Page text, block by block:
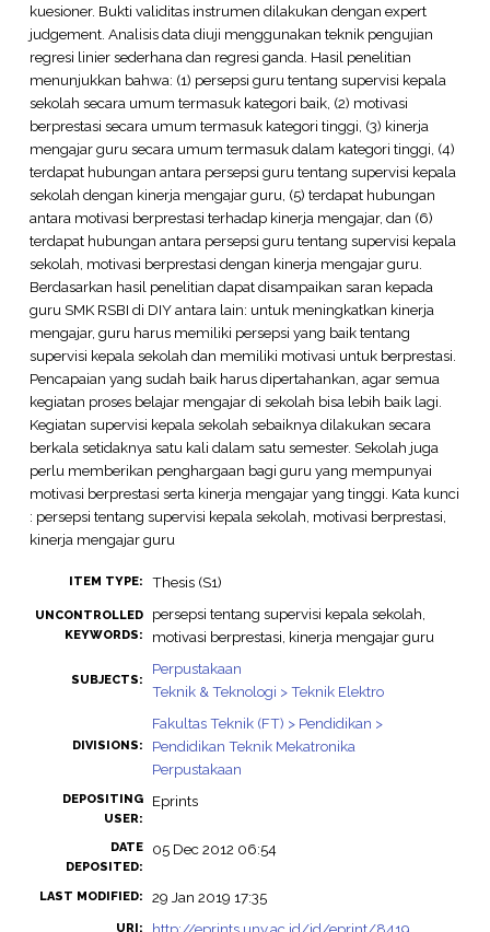
kuesioner. Bukti validitas instrumen dilakukan dengan expert
judgement. Analisis data diuji menggunakan teknik pengujian
regresi linier sederhana dan regresi ganda. Hasil penelitian
menunjukkan bahwa: (1) persepsi guru tentang supervisi kepala
sekolah secara umum termasuk kategori baik, (2) motivasi
berprestasi secara umum termasuk kategori tinggi, (3) kinerja
mengajar guru secara umum termasuk dalam kategori tinggi, (4)
terdapat hubungan antara persepsi guru tentang supervisi kepala
sekolah dengan kinerja mengajar guru, (5) terdapat hubungan
antara motivasi berprestasi terhadap kinerja mengajar, dan (6)
terdapat hubungan antara persepsi guru tentang supervisi kepala
sekolah, motivasi berprestasi dengan kinerja mengajar guru.
Berdasarkan hasil penelitian dapat disampaikan saran kepada
guru SMK RSBI di DIY antara lain: untuk meningkatkan kinerja
mengajar, guru harus memiliki persepsi yang baik tentang
supervisi kepala sekolah dan memiliki motivasi untuk berprestasi.
Pencapaian yang sudah baik harus dipertahankan, agar semua
kegiatan proses belajar mengajar di sekolah bisa lebih baik lagi.
Kegiatan supervisi kepala sekolah sebaiknya dilakukan secara
berkala setidaknya satu kali dalam satu semester. Sekolah juga
perlu memberikan penghargaan bagi guru yang mempunyai
motivasi berprestasi serta kinerja mengajar yang tinggi. Kata kunci
: persepsi tentang supervisi kepala sekolah, motivasi berprestasi,
kinerja mengajar guru
ITEM TYPE: Thesis (S1)
UNCONTROLLED
KEYWORDS:
persepsi tentang supervisi kepala sekolah,
motivasi berprestasi, kinerja mengajar guru
SUBJECTS:
Perpustakaan
Teknik & Teknologi > Teknik Elektro
DIVISIONS:
Fakultas Teknik (FT) > Pendidikan >
Pendidikan Teknik Mekatronika
Perpustakaan
DEPOSITING
USER:
Eprints
DATE
DEPOSITED:
05 Dec 2012 06:54
LAST MODIFIED: 29 Jan 2019 17:35
URI: